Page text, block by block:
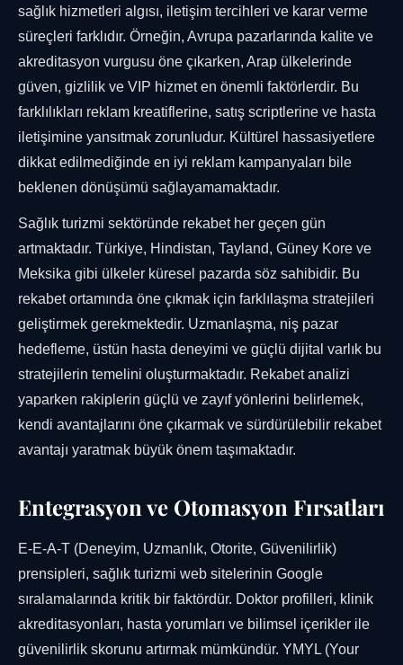
sağlık hizmetleri algısı, iletişim tercihleri ve karar verme
süreçleri farklıdır. Örneğin, Avrupa pazarlarında kalite ve
akreditasyon vurgusu öne çıkarken, Arap ülkelerinde
güven, gizlilik ve VIP hizmet en önemli faktörlerdir. Bu
farklılıkları reklam kreatiflerine, satış scriptlerine ve hasta
iletişimine yansıtmak zorunludur. Kültürel hassasiyetlere
dikkat edilmediğinde en iyi reklam kampanyaları bile
beklenen dönüşümü sağlayamamaktadır.
Sağlık turizmi sektöründe rekabet her geçen gün
artmaktadır. Türkiye, Hindistan, Tayland, Güney Kore ve
Meksika gibi ülkeler küresel pazarda söz sahibidir. Bu
rekabet ortamında öne çıkmak için farklılaşma stratejileri
geliştirmek gerekmektedir. Uzmanlaşma, niş pazar
hedefleme, üstün hasta deneyimi ve güçlü dijital varlık bu
stratejilerin temelini oluşturmaktadır. Rekabet analizi
yaparken rakiplerin güçlü ve zayıf yönlerini belirlemek,
kendi avantajlarını öne çıkarmak ve sürdürülebilir rekabet
avantajı yaratmak büyük önem taşımaktadır.
Entegrasyon ve Otomasyon Fırsatları
E-E-A-T (Deneyim, Uzmanlık, Otorite, Güvenilirlik)
prensipleri, sağlık turizmi web sitelerinin Google
sıralamalarında kritik bir faktördür. Doktor profilleri, klinik
akreditasyonları, hasta yorumları ve bilimsel içerikler ile
güvenilirlik skorunu artırmak mümkündür. YMYL (Your